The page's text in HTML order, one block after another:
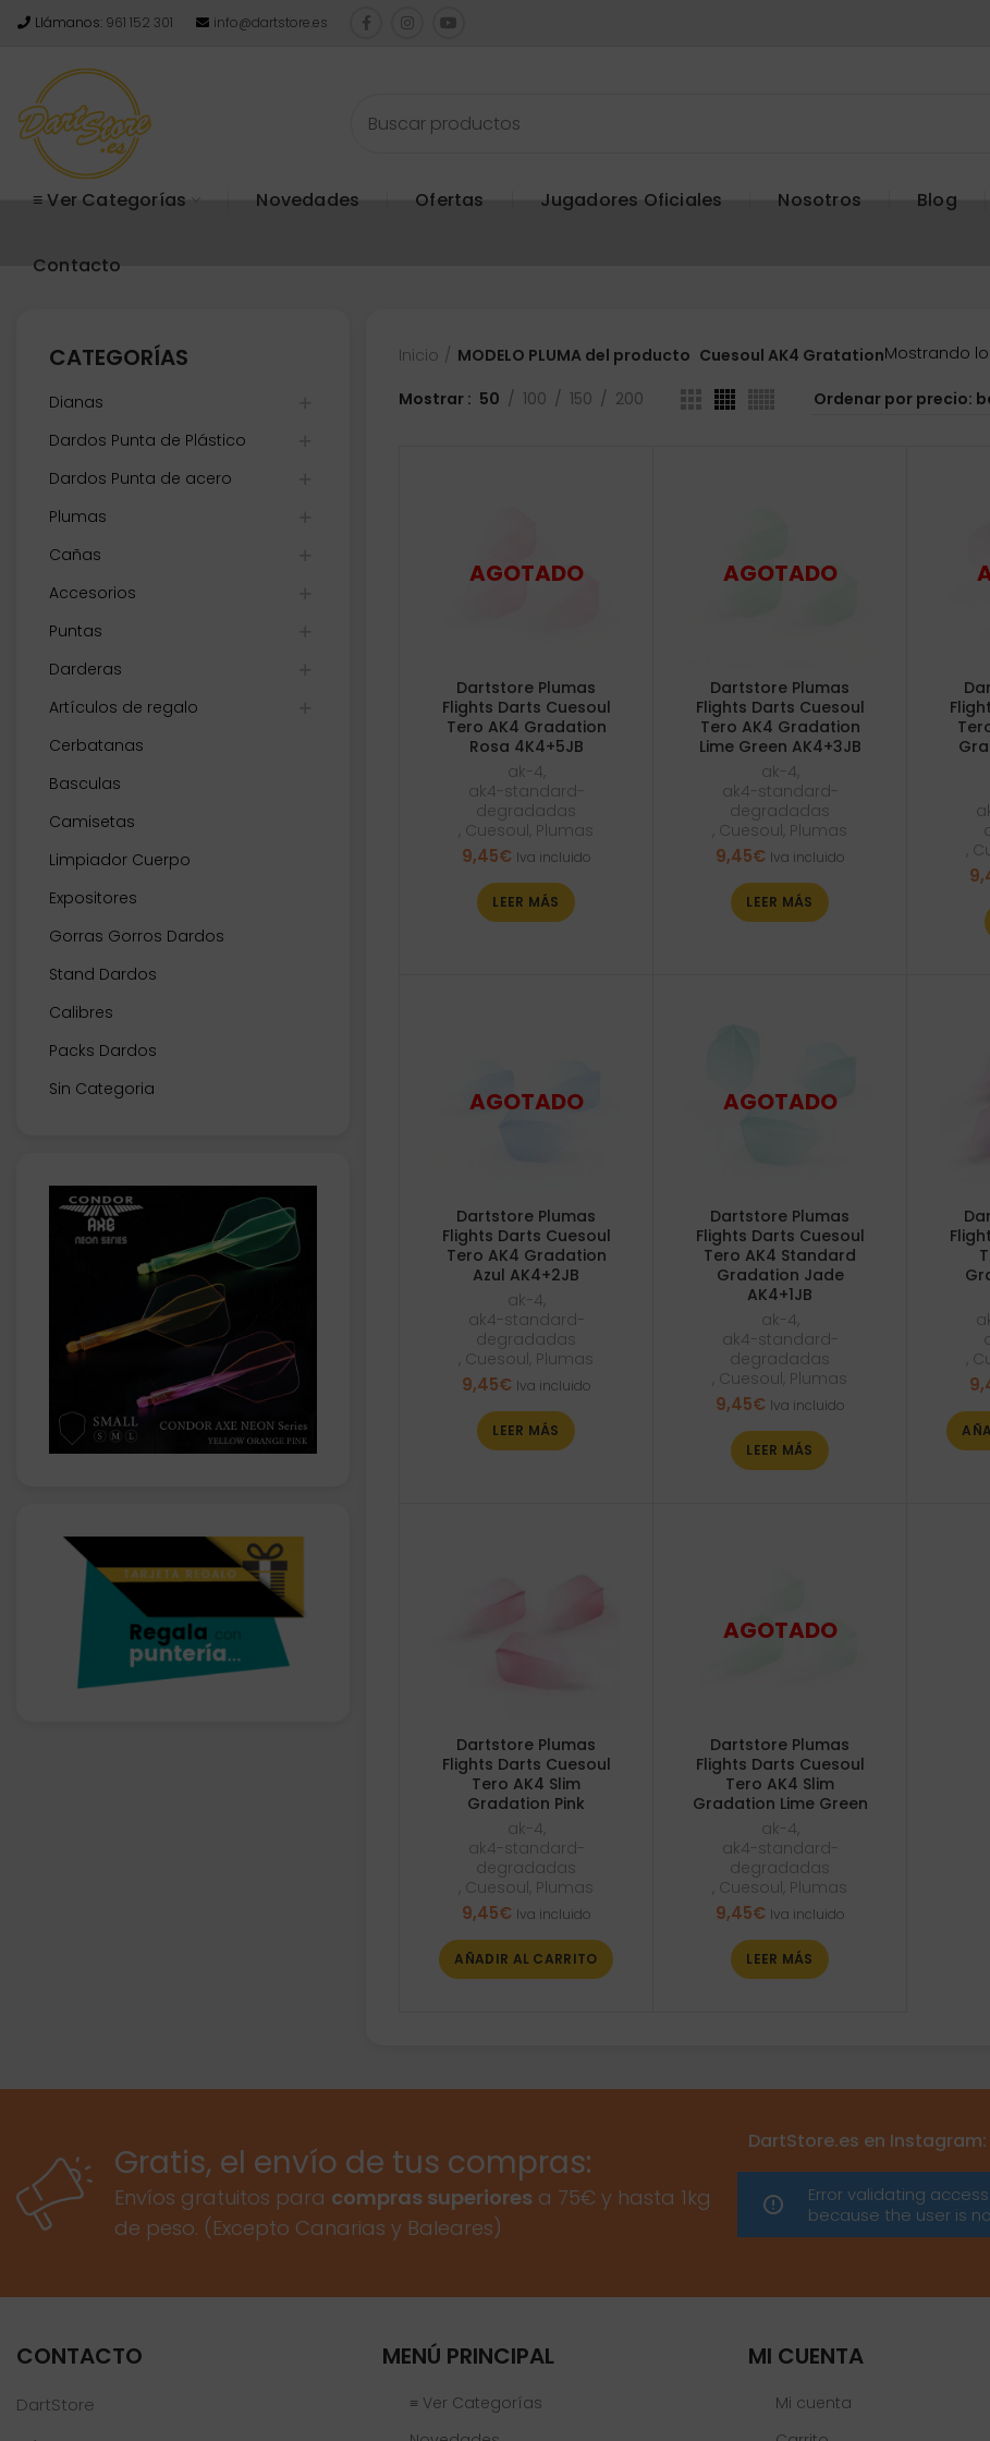
Llámanos: 961 152 301 info@dartstore.es
≡ Ver Categorías Novedades Ofertas Jugadores Oficiales Nosotros Blog
Contacto
CATEGORÍAS
Dianas
Dardos Punta de Plástico
Dardos Punta de acero
Plumas
Cañas
Accesorios
Puntas
Darderas
Artículos de regalo
Cerbatanas
Basculas
Camisetas
Limpiador Cuerpo
Expositores
Gorras Gorros Dardos
Stand Dardos
Calibres
Packs Dardos
Sin Categoria
Inicio MODELO PLUMA del producto Cuesoul AK4 GratationMostrando
Mostrar 50 100 150 200
Dartstore Plumas
Flights Darts Cuesoul
Tero AK4 Gradation
Rosa 4K4+5JB
ak-4,
ak4-standard-
degradadas
, Cuesoul, Plumas
9,45€ Iva incluido
LEER MÁS
Dartstore Plumas
Flights Darts Cuesoul
Tero AK4 Gradation
Lime Green AK4+3JB
ak-4,
ak4-standard-
degradadas
, Cuesoul, Plumas
9,45€ Iva incluido
LEER MÁS
,
Dartstore Plumas
Flights Darts Cuesoul
Tero AK4 Gradation
Azul AK4+2JB
ak-4,
ak4-standard-
degradadas
, Cuesoul, Plumas
9,45€ Iva incluido
LEER MÁS
Dartstore Plumas
Flights Darts Cuesoul
Tero AK4 Standard
Gradation Jade
AK4+1JB
ak-4,
ak4-standard-
degradadas
, Cuesoul, Plumas
9,45€ Iva incluido
LEER MÁS
,
Dartstore Plumas
Flights Darts Cuesoul
Tero AK4 Slim
Gradation Pink
ak-4,
ak4-standard-
degradadas
, Cuesoul, Plumas
9,45€ Iva incluido
AÑADIR AL CARRITO
Dartstore Plumas
Flights Darts Cuesoul
Tero AK4 Slim
Gradation Lime Green
ak-4,
ak4-standard-
degradadas
, Cuesoul, Plumas
9,45€ Iva incluido
LEER MÁS
Gratis, el envío de tus compras:
Envíos gratuitos para compras superiores a 75€ y hasta 1kg
de peso. (Excepto Canarias y Baleares)
DartStore.es en Instagram:
Error validating
because the user is
CONTACTO
DartStore
MENÚ PRINCIPAL
≡ Ver Categorías
MI CUENTA
Mi cuenta